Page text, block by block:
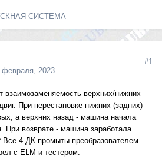
СИСТЕМА
февраля, 2023
#1
взаимозаменяемость верхних/нижних
При перестановке нижних (задних)
а верхних назад - машина начала
При возврате - машина заработала
Все 4 ДК промыты преобразователем
с ELM и тестером.